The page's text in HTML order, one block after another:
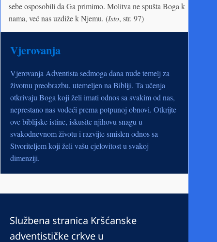
sebe osposobili da Ga primimo. Molitva ne spušta Boga k
nama, već nas uzdiže k Njemu. (Isto, str. 97)
Vjerovanja
Vjerovanja Adventista sedmoga dana nude temelj za
životnu preobrazbu, utemeljen na Bibliji. Ta učenja
otkrivaju Boga koji želi imati odnos sa svakim od nas,
neprestano nas vodeći prema potpunoj obnovi. Otkrijte
ove biblijske istine, iskusite njihovu snagu u
svakodnevnom životu i razvijte smislen odnos sa
Stvoriteljem koji želi vašu cjelovitost u svakoj
dimenziji.
Službena stranica Kršćanske
adventističke crkve u